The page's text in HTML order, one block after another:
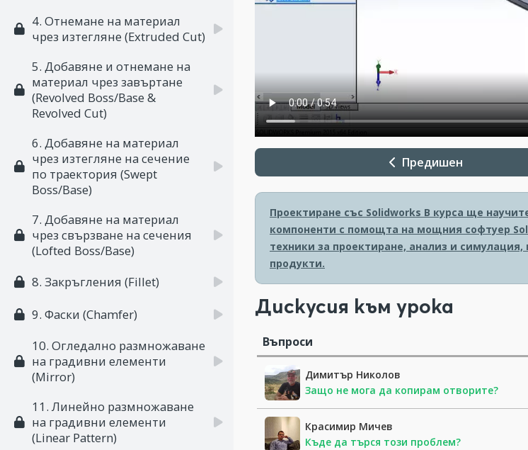
4. Отнемане на материал
чрез изтегляне (Extruded Cut)
5. Добавяне и отнемане на
материал чрез завъртане
(Revolved Boss/Base &
Revolved Cut)
6. Добавяне на материал
чрез изтегляне на сечение
по траектория (Swept
Boss/Base)
7. Добавяне на материал
чрез свързване на сечения
(Lofted Boss/Base)
8. Закръгления (Fillet)
9. Фаски (Chamfer)
10. Огледално размножаване
на градивни елементи
(Mirror)
11. Линейно размножаване
на градивни елементи
(Linear Pattern)
Предишен
Проектиране със Solidworks В курса ще
компоненти с помощта на мощния софтуер
техники за проектиране, анализ и
продукти.
Дискусия към урока
Въпроси
Димитър Николов
Защо не мога да копирам отворите?
Красимир Мичев
Къде да търся този проблем?